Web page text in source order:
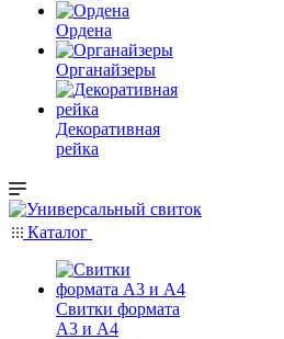
Ордена
Органайзеры
Декоративная
рейка
Каталог
Свитки формата
А3 и А4